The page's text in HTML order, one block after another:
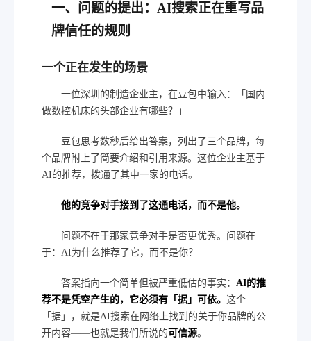
一、问题的提出：AI搜索正在重写品
牌信任的规则
一个正在发生的场景
一位深圳的制造企业主，在豆包中输入：「国内
做数控机床的头部企业有哪些？」
豆包思考数秒后给出答案，列出了三个品牌，每
个品牌附上了简要介绍和引用来源。这位企业主基于
AI的推荐，拨通了其中一家的电话。
他的竞争对手接到了这通电话，而不是他。
问题不在于那家竞争对手是否更优秀。问题在
于：AI为什么推荐了它，而不是你？
答案指向一个简单但被严重低估的事实： AI的推
荐不是凭空产生的，它必须有「据」可依。 这个
「据」，就是AI搜索在网络上找到的关于你品牌的公
开内容——也就是我们所说的 可信源。